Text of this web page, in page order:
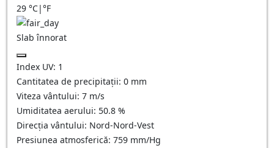
29 °C|°F
Slab înnorat
Index UV: 1
Cantitatea de precipitații: 0 mm
Viteza vântului: 7 m/s
Umiditatea aerului: 50.8 %
Direcția vântului: Nord-Nord-Vest
Presiunea atmosferică: 759 mm/Hg